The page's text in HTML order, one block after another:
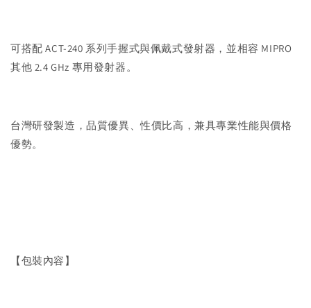
可搭配 ACT-240 系列手握式與佩戴式發射器，並相容 MIPRO
其他 2.4 GHz 專用發射器。
台灣研發製造，品質優異、性價比高，兼具專業性能與價格
優勢。
【包裝內容】